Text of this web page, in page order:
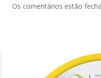
Os comentários estão